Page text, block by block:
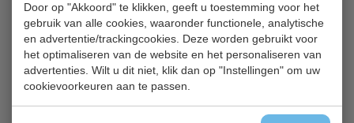
Door op "Akkoord" te klikken, geeft u toestemming voor het
gebruik van alle cookies, waaronder functionele, analytische
en advertentie/trackingcookies. Deze worden gebruikt voor
het optimaliseren van de website en het personaliseren van
advertenties. Wilt u dit niet, klik dan op "Instellingen" om uw
cookievoorkeuren aan te passen.
Olympia CG 955
ijsglazen
€ 40,95 € 38,00
IJsglazen bekijken